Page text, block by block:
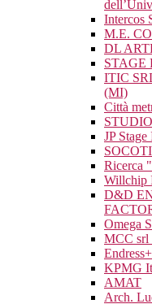
Intercos
M.E.
DL
STAGE
ITIC
(MI)
Città
JP
Ricerca
Willchip
D&D
Omega
MCC srl
KPMG
AMAT
Arch.